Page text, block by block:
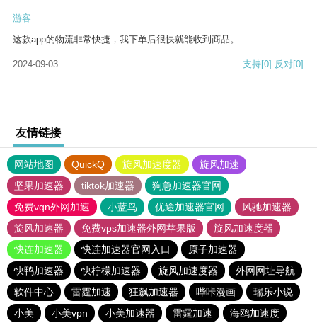
游客
这款app的物流非常快捷，我下单后很快就能收到商品。
2024-09-03 支持[0] 反对[0]
友情链接
网站地图 QuickQ 旋风加速度器
旋风加速
坚果加速器
tiktok加速器
狗急加速器官网
免费vqn外网加速
小蓝鸟 优途加速器官网
风驰加速器
旋风加速器
免费vps加速器外网苹果版
旋风加速度器
快连加速器
快连加速器官网入口
原子加速器
快鸭加速器
快柠檬加速器 旋风加速度器
外网网址导航
软件中心
雷霆加速 狂飙加速器 哔咔漫画
瑞乐小说
小美
小美vpn 小美加速器 雷霆加速 海鸥加速度